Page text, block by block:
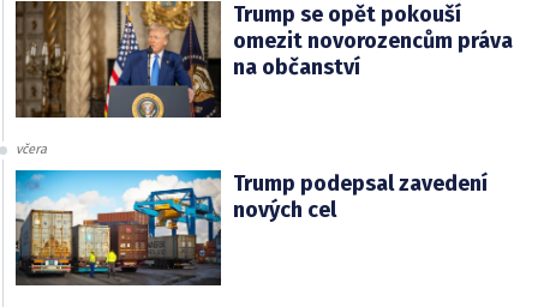
Trump se opět pokouší
omezit novorozencům práva
na občanství
včera
Trump podepsal zavedení
nových cel